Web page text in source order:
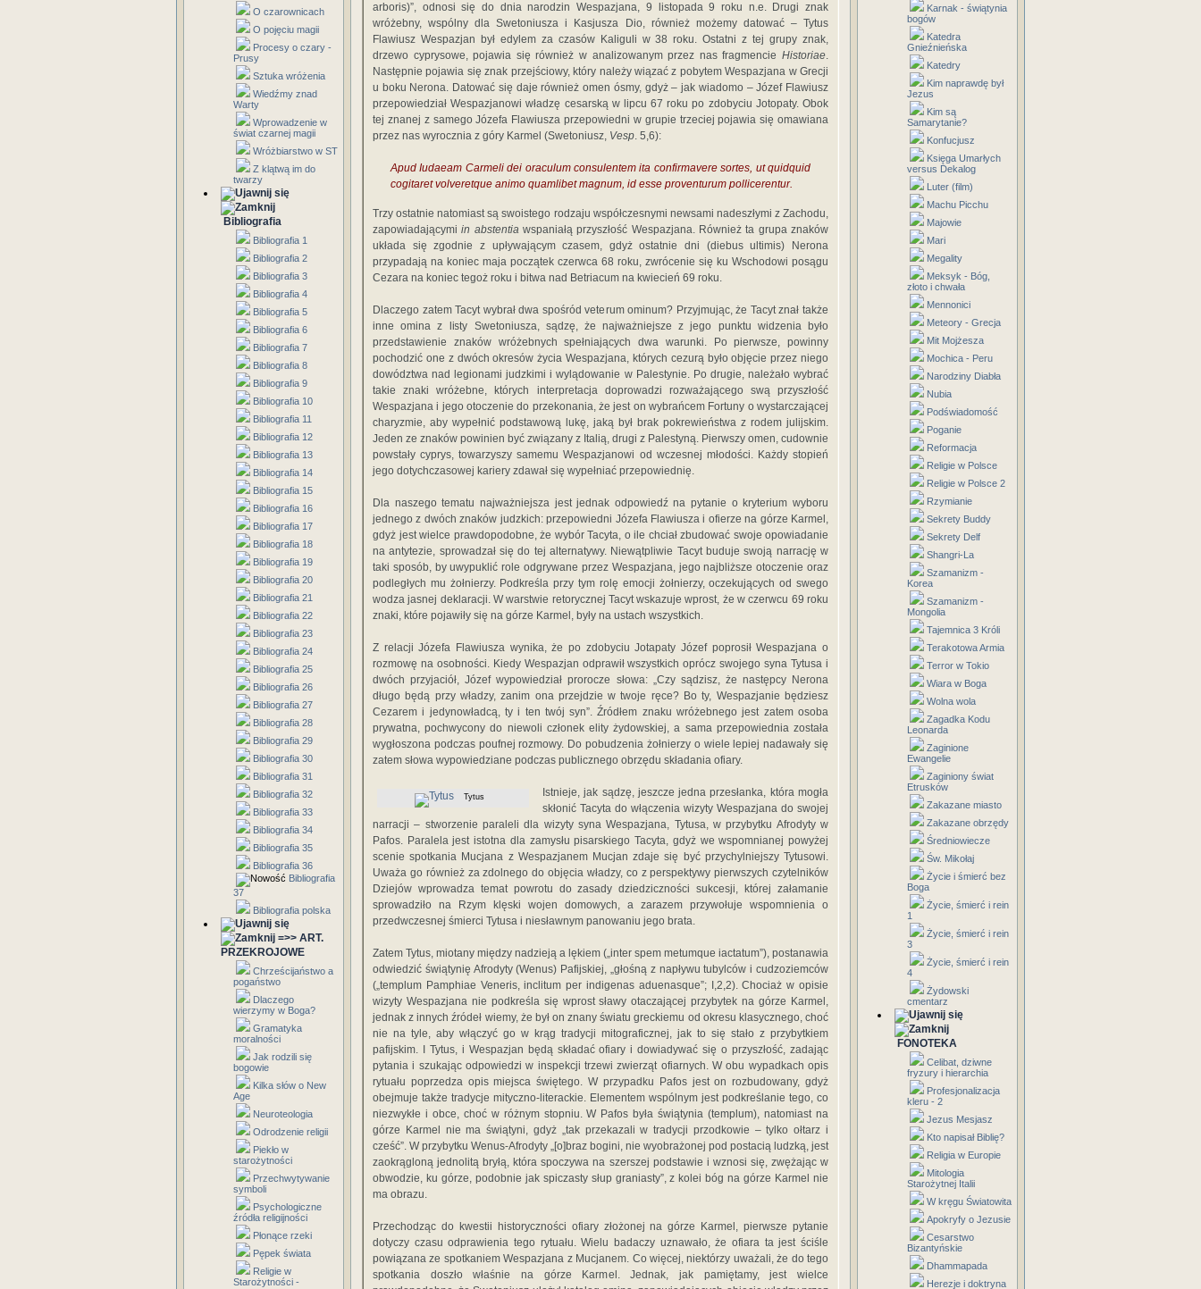
O czarownicach
O pojęciu magii
Procesy o czary -
Prusy
Sztuka wróżenia
Wiedźmy znad
Warty
Wprowadzenie w
świat czarnej magii
Wróżbiarstwo w ST
Z klątwą im do
twarzy
Bibliografia
Bibliografia 1
Bibliografia 2
Bibliografia 3
Bibliografia 4
Bibliografia 5
Bibliografia 6
Bibliografia 7
Bibliografia 8
Bibliografia 9
Bibliografia 10
Bibliografia 11
Bibliografia 12
Bibliografia 13
Bibliografia 14
Bibliografia 15
Bibliografia 16
Bibliografia 17
Bibliografia 18
Bibliografia 19
Bibliografia 20
Bibliografia 21
Bibliografia 22
Bibliografia 23
Bibliografia 24
Bibliografia 25
Bibliografia 26
Bibliografia 27
Bibliografia 28
Bibliografia 29
Bibliografia 30
Bibliografia 31
Bibliografia 32
Bibliografia 33
Bibliografia 34
Bibliografia 35
Bibliografia 36
Bibliografia
37
Bibliografia polska
=>> ART.
PRZEKROJOWE
Chrześcijaństwo a
pogaństwo
Dlaczego
wierzymy w Boga?
Gramatyka
moralności
Jak rodzili się
bogowie
Kilka słów o New
Age
Neuroteologia
Odrodzenie religii
Piekło w
starożytności
Przechwytywanie
symboli
Psychologiczne
źródła religijności
Płonące rzeki
Pępek świata
Religie w
Starożytności -
arboris)”, odnosi się do dnia narodzin Wespazjana, 9 listopada 9 roku n.e. Drugi znak
wróżebny, wspólny dla Swetoniusza i Kasjusza Dio, również możemy datować – Tytus
Flawiusz Wespazjan był edylem za czasów Kaliguli w 38 roku. Ostatni z tej grupy znak,
drzewo cyprysowe, pojawia się również w analizowanym przez nas fragmencie Historiae.
Następnie pojawia się znak przejściowy, który należy wiązać z pobytem Wespazjana w Grecji
u boku Nerona. Datować się daje również omen ósmy, gdyż – jak wiadomo – Józef Flawiusz
przepowiedział Wespazjanowi władzę cesarską w lipcu 67 roku po zdobyciu Jotopaty. Obok
tej znanej z samego Józefa Flawiusza przepowiedni w grupie trzeciej pojawia się omawiana
przez nas wyrocznia z góry Karmel (Swetoniusz, Vesp. 5,6):
Apud Iudaeam Carmeli dei oraculum consulentem ita confirmavere sortes, ut quidquid
cogitaret volveretque animo quamlibet magnum, id esse proventurum pollicerentur.
Trzy ostatnie natomiast są swoistego rodzaju współczesnymi newsami nadeszłymi z Zachodu,
zapowiadającymiin abstentiawspaniałą przyszłość Wespazjana. Również ta grupa znaków
układa się zgodnie z upływającym czasem, gdyż ostatnie dni (diebus ultimis) Nerona
przypadają na koniec maja początek czerwca 68 roku, zwrócenie się ku Wschodowi posągu
Cezara na koniec tegoż roku i bitwa nad Betriacum na kwiecień 69 roku.
Dlaczego zatem Tacyt wybrał dwa spośród veterum ominum? Przyjmując, że Tacyt znał także
inne omina z listy Swetoniusza, sądzę, że najważniejsze z jego punktu widzenia było
przedstawienie znaków wróżebnych spełniających dwa warunki. Po pierwsze, powinny
pochodzić one z dwóch okresów życia Wespazjana, których cezurą było objęcie przez niego
dowództwa nad legionami judzkimi i wylądowanie w Palestynie. Po drugie, należało wybrać
takie znaki wróżebne, których interpretacja doprowadzi rozważającego swą przyszłość
Wespazjana i jego otoczenie do przekonania, że jest on wybrańcem Fortuny o wystarczającej
charyzmie, aby wypełnić podstawową lukę, jaką był brak pokrewieństwa z rodem julijskim.
Jeden ze znaków powinien być związany z Italią, drugi z Palestyną. Pierwszy omen, cudownie
powstały cyprys, towarzyszy samemu Wespazjanowi od wczesnej młodości. Każdy stopień
jego dotychczasowej kariery zdawał się wypełniać przepowiednię.
Dla naszego tematu najważniejsza jest jednak odpowiedź na pytanie o kryterium wyboru
jednego z dwóch znaków judzkich: przepowiedni Józefa Flawiusza i ofierze na górze Karmel,
gdyż jest wielce prawdopodobne, że wybór Tacyta, o ile chciał zbudować swoje opowiadanie
na antytezie, sprowadzał się do tej alternatywy. Niewątpliwie Tacyt buduje swoją narrację w
taki sposób, by uwypuklić role odgrywane przez Wespazjana, jego najbliższe otoczenie oraz
podległych mu żołnierzy. Podkreśla przy tym rolę emocji żołnierzy, oczekujących od swego
wodza jasnej deklaracji. W warstwie retorycznej Tacyt wskazuje wprost, że w czerwcu 69 roku
znaki, które pojawiły się na górze Karmel, były na ustach wszystkich.
Z relacji Józefa Flawiusza wynika, że po zdobyciu Jotapaty Józef poprosił Wespazjana o
rozmowę na osobności. Kiedy Wespazjan odprawił wszystkich oprócz swojego syna Tytusa i
dwóch przyjaciół, Józef wypowiedział prorocze słowa: „Czy sądzisz, że następcy Nerona
długo będą przy władzy, zanim ona przejdzie w twoje ręce? Bo ty, Wespazjanie będziesz
Cezarem i jedynowładcą, ty i ten twój syn”. Źródłem znaku wróżebnego jest zatem osoba
prywatna, pochwycony do niewoli członek elity żydowskiej, a sama przepowiednia została
wygłoszona podczas poufnej rozmowy. Do pobudzenia żołnierzy o wiele lepiej nadawały się
zatem słowa wypowiedziane podczas publicznego obrzędu składania ofiary.
Tytus
Istnieje, jak sądzę, jeszcze jedna przesłanka, która mogła
skłonić Tacyta do włączenia wizyty Wespazjana do swojej
narracji – stworzenie paraleli dla wizyty syna Wespazjana, Tytusa, w przybytku Afrodyty w
Pafos. Paralela jest istotna dla zamysłu pisarskiego Tacyta, gdyż we wspomnianej powyżej
scenie spotkania Mucjana z Wespazjanem Mucjan zdaje się być przychylniejszy Tytusowi.
Uważa go również za zdolnego do objęcia władzy, co z perspektywy pierwszych czytelników
Dziejów wprowadza temat powrotu do zasady dziedziczności sukcesji, której załamanie
sprowadziło na Rzym klęski wojen domowych, a zarazem przywołuje wspomnienia o
przedwczesnej śmierci Tytusa i niesławnym panowaniu jego brata.
Zatem Tytus, miotany między nadzieją a lękiem („inter spem metumque iactatum”), postanawia
odwiedzić świątynię Afrodyty (Wenus) Pafijskiej, „głośną z napływu tubylców i cudzoziemców
(„templum Pamphiae Veneris, inclitum per indigenas aduenasque”; I,2,2). Chociaż w opisie
wizyty Wespazjana nie podkreśla się wprost sławy otaczającej przybytek na górze Karmel,
jednak z innych źródeł wiemy, że był on znany światu greckiemu od okresu klasycznego, choć
nie na tyle, aby włączyć go w krąg tradycji mitograficznej, jak to się stało z przybytkiem
pafijskim. I Tytus, i Wespazjan będą składać ofiary i dowiadywać się o przyszłość, zadając
pytania i szukając odpowiedzi w inspekcji trzewi zwierząt ofiarnych. W obu wypadkach opis
rytuału poprzedza opis miejsca świętego. W przypadku Pafos jest on rozbudowany, gdyż
obejmuje także tradycje mityczno-literackie. Elementem wspólnym jest podkreślanie tego, co
niezwykłe i obce, choć w różnym stopniu. W Pafos była świątynia (templum), natomiast na
górze Karmel nie ma świątyni, gdyż „tak przekazali w tradycji przodkowie – tylko ołtarz i
cześć”. W przybytku Wenus-Afrodyty „[o]braz bogini, nie wyobrażonej pod postacią ludzką, jest
zaokrągloną jednolitą bryłą, która spoczywa na szerszej podstawie i wznosi się, zwężając w
obwodzie, ku górze, podobnie jak spiczasty słup graniasty”, z kolei bóg na górze Karmel nie
ma obrazu.
Przechodząc do kwestii historyczności ofiary złożonej na górze Karmel, pierwsze pytanie
dotyczy czasu odprawienia tego rytuału. Wielu badaczy uznawało, że ofiara ta jest ściśle
powiązana ze spotkaniem Wespazjana z Mucjanem. Co więcej, niektórzy uważali, że do tego
spotkania doszło właśnie na górze Karmel. Jednak, jak pamiętamy, jest wielce
Karnak - świątynia
bogów
Katedra
Gnieźnieńska
Katedry
Kim naprawdę był
Jezus
Kim są
Samarytanie?
Konfucjusz
Księga Umarłych
versus Dekalog
Luter (film)
Machu Picchu
Majowie
Mari
Megality
Meksyk - Bóg,
złoto i chwała
Mennonici
Meteory - Grecja
Mit Mojżesza
Mochica - Peru
Narodziny Diabła
Nubia
Podświadomość
Poganie
Reformacja
Religie w Polsce
Religie w Polsce 2
Rzymianie
Sekrety Buddy
Sekrety Delf
Shangri-La
Szamanizm -
Korea
Szamanizm -
Mongolia
Tajemnica 3 Króli
Terakotowa Armia
Terror w Tokio
Wiara w Boga
Wolna wola
Zagadka Kodu
Leonarda
Zaginione
Ewangelie
Zaginiony świat
Etrusków
Zakazane miasto
Zakazane obrzędy
Średniowiecze
Św. Mikołaj
Życie i śmierć bez
Boga
Życie, śmierć i rein
1
Życie, śmierć i rein
3
Życie, śmierć i rein
4
Żydowski
cmentarz
FONOTEKA
Celibat, dziwne
fryzury i hierarchia
Profesjonalizacja
kleru - 2
Jezus Mesjasz
Kto napisał Biblię?
Religia w Europie
Mitologia
Starożytnej Italii
W kręgu Światowita
Apokryfy o Jezusie
Cesarstwo
Bizantyńskie
Dhammapada
Herezje i doktryna